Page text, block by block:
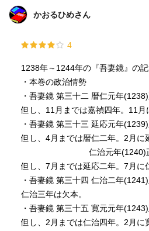
かおるひめさん
4
1238年～1244年の『吾妻鏡』の記
・本巻の政治情勢
・吾妻鏡 第三十二 暦仁元年
但し、11月までは嘉禎四年。11月
・吾妻鏡 第三十三 延応元年
但し、4月までは暦仁二年。2月に
仁治元年(1240)正月
但し、7月までは延応二年。7月に
・吾妻鏡 第三十四 仁治二年
仁治三年は欠本。
・吾妻鏡 第三十五 寛元元年
但し、2月までは仁治四年。2月に